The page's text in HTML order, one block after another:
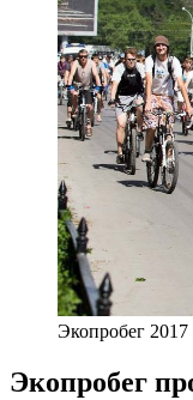
Экопробег 2017
Экопробег